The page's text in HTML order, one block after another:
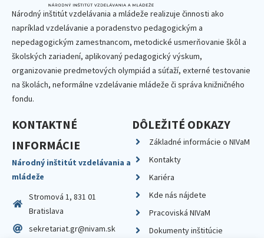
Národný inštitút vzdelávania a mládeže realizuje činnosti ako
napríklad vzdelávanie a poradenstvo pedagogickým a
nepedagogickým zamestnancom, metodické usmerňovanie škôl a
školských zariadení, aplikovaný pedagogický výskum,
organizovanie predmetových olympiád a súťaží, externé testovanie
na školách, neformálne vzdelávanie mládeže či správa knižničného
fondu.
KONTAKTNÉ
INFORMÁCIE
Národný inštitút vzdelávania a
mládeže
Stromová 1, 831 01
Bratislava
sekretariat.gr@nivam.sk
DÔLEŽITÉ ODKAZY
Základné informácie o NIVaM
Kontakty
Kariéra
Kde nás nájdete
Pracoviská NIVaM
Dokumenty inštitúcie